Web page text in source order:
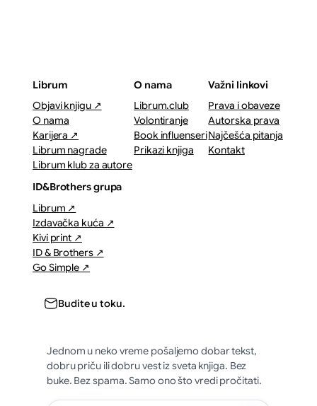
Librum
Objavi knjigu ↗
O nama
Karijera ↗
Librum nagrade
Librum klub za autore
O nama
Librum.club
Volontiranje
Book influenseri
Prikazi knjiga
Važni linkovi
Prava i obaveze
Autorska prava
Najčešća pitanja
Kontakt
ID&Brothers grupa
Librum ↗
Izdavačka kuća ↗
Kivi print ↗
ID & Brothers ↗
Go Simple ↗
Budite u toku.
Jednom u neko vreme pošaljemo dobar tekst,
dobru priču ili dobru vest iz sveta knjiga. Bez
buke. Bez spama. Samo ono što vredi pročitati.